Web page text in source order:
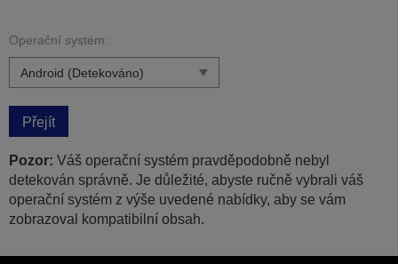
Operační systém:
Přejít
Pozor: Váš operační systém pravděpodobně nebyl
detekován správně. Je důležité, abyste ručně vybrali váš
operační systém z výše uvedené nabídky, aby se vám
zobrazoval kompatibilní obsah.